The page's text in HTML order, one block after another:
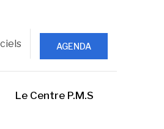
AGENDA
Le Centre P.M.S